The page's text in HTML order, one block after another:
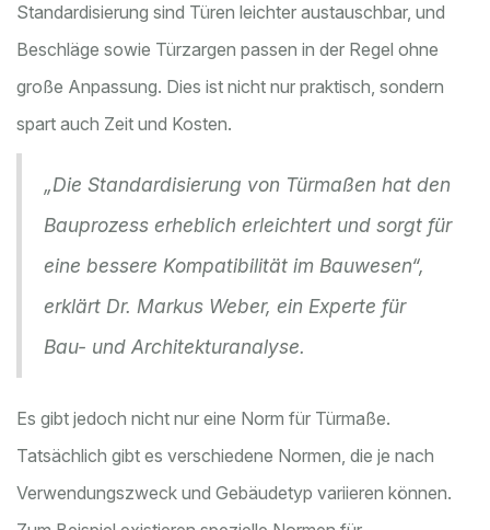
Standardisierung sind Türen leichter austauschbar, und
Beschläge sowie Türzargen passen in der Regel ohne
große Anpassung. Dies ist nicht nur praktisch, sondern
spart auch Zeit und Kosten.
„Die Standardisierung von Türmaßen hat den
Bauprozess erheblich erleichtert und sorgt für
eine bessere Kompatibilität im Bauwesen“,
erklärt Dr. Markus Weber, ein Experte für
Bau- und Architekturanalyse.
Es gibt jedoch nicht nur eine Norm für Türmaße.
Tatsächlich gibt es verschiedene Normen, die je nach
Verwendungszweck und Gebäudetyp variieren können.